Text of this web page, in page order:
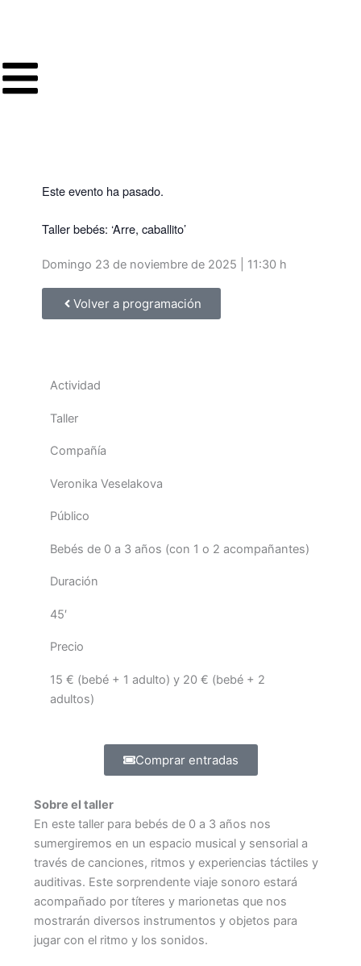
Este evento ha pasado.
Taller bebés: ‘Arre, caballito’
Domingo 23 de noviembre de 2025 | 11:30 h
Volver a programación
Actividad
Taller
Compañía
Veronika Veselakova
Público
Bebés de 0 a 3 años (con 1 o 2 acompañantes)
Duración
45′
Precio
15 € (bebé + 1 adulto) y 20 € (bebé + 2
adultos)
Comprar entradas
Sobre el taller
En este taller para bebés de 0 a 3 años nos
sumergiremos en un espacio musical y sensorial a
través de canciones, ritmos y experiencias táctiles y
auditivas. Este sorprendente viaje sonoro estará
acompañado por títeres y marionetas que nos
mostrarán diversos instrumentos y objetos para
jugar con el ritmo y los sonidos.